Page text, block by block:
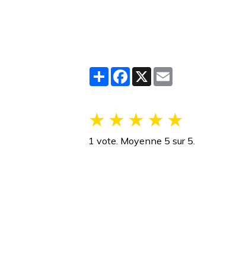
PartagerFacebook
X
★ ★ ★ ★ ★
1 vote. Moyenne 5 sur 5.